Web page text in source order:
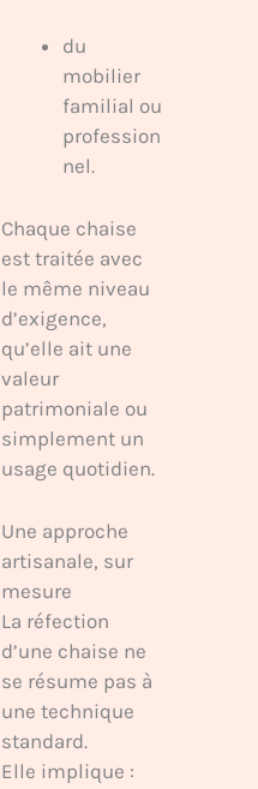
du
mobilier
familial ou
profession
nel.
Chaque chaise
est traitée avec
le même niveau
d’exigence,
qu’elle ait une
valeur
patrimoniale ou
simplement un
usage quotidien.
Une approche
artisanale, sur
mesure
La réfection
d’une chaise ne
se résume pas à
une technique
standard.
Elle implique :